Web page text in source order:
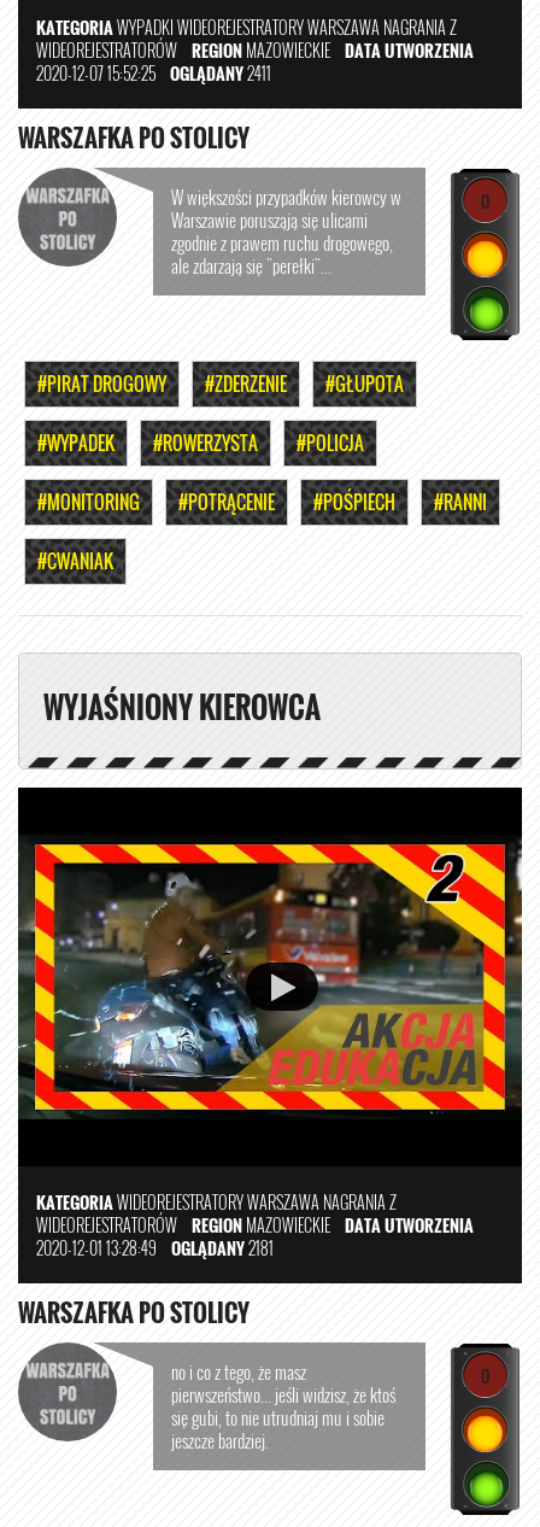
KATEGORIAWYPADKIWIDEOREJESTRATORYWARSZAWA NAGRANIA Z
WIDEOREJESTRATORÓW REGIONMAZOWIECKIE DATA UTWORZENIA
2020-12-07 15:52:25 OGLĄDANY2411
WARSZAFKA PO STOLICY
W większości przypadków kierowcy w
Warszawie porusząją się ulicami
zgodnie z prawem ruchu drogowego,
ale zdarzają się "perełki"...
0
#PIRAT DROGOWY #ZDERZENIE #GŁUPOTA
#WYPADEK #ROWERZYSTA #POLICJA
#MONITORING #POTRĄCENIE #POŚPIECH #RANNI
#CWANIAK
WYJAŚNIONY KIEROWCA
KATEGORIAWIDEOREJESTRATORYWARSZAWA NAGRANIA Z
WIDEOREJESTRATORÓW REGIONMAZOWIECKIE DATA UTWORZENIA
2020-12-01 13:28:49 OGLĄDANY2181
WARSZAFKA PO STOLICY
no i co z tego, że masz
pierwszeństwo... jeśli widzisz, że ktoś
się gubi, to nie utrudniaj mu i sobie
jeszcze bardziej.
0